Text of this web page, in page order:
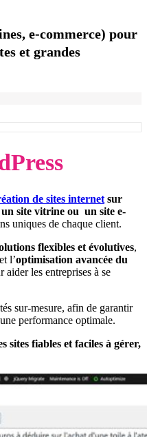
e-commerce) pour
et grandes
de sites internet sur
un site vitrine ou un site e-
uniques de chaque client.
flexibles et évolutives,
l’optimisation avancée du
aider les entreprises à se
sur-mesure, afin de garantir
performance optimale.
sites fiables et faciles à gérer,